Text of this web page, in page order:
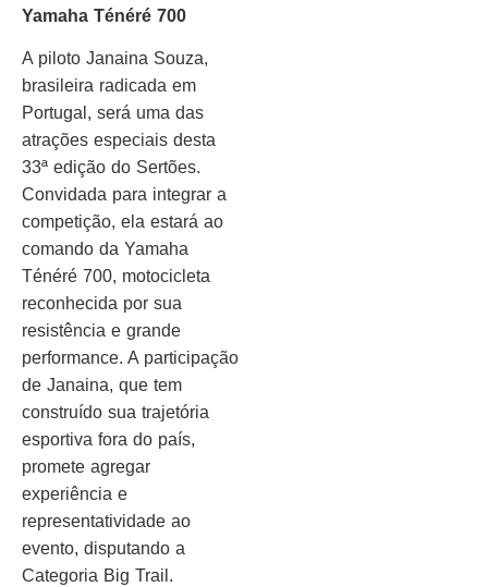
Yamaha Ténéré 700
A piloto Janaina Souza,
brasileira radicada em
Portugal, será uma das
atrações especiais desta
33ª edição do Sertões.
Convidada para integrar a
competição, ela estará ao
comando da Yamaha
Ténéré 700, motocicleta
reconhecida por sua
resistência e grande
performance. A participação
de Janaina, que tem
construído sua trajetória
esportiva fora do país,
promete agregar
experiência e
representatividade ao
evento, disputando a
Categoria Big Trail.